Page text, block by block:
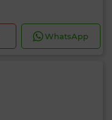
WhatsApp